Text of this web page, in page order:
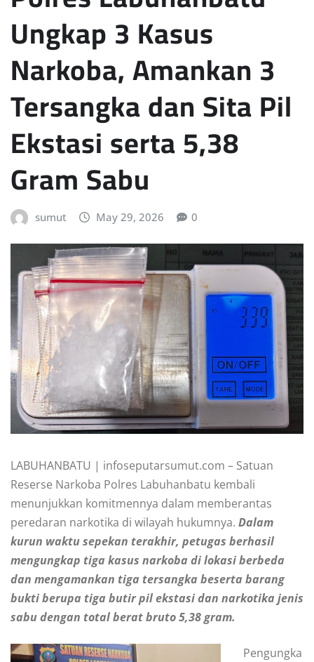
Ungkap 3 Kasus
Narkoba, Amankan 3
Tersangka dan Sita Pil
Ekstasi serta 5,38
Gram Sabu
sumut May 29, 2026 0
LABUHANBATU | infoseputarsumut.com – Satuan
Reserse Narkoba Polres Labuhanbatu kembali
menunjukkan komitmennya dalam memberantas
peredaran narkotika di wilayah hukumnya. Dalam
kurun waktu sepekan terakhir, petugas berhasil
mengungkap tiga kasus narkoba di lokasi berbeda
dan mengamankan tiga tersangka beserta barang
bukti berupa tiga butir pil ekstasi dan narkotika jenis
sabu dengan total berat bruto 5,38 gram.
Pengungka